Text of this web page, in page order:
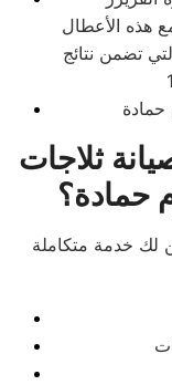
هذه الأعطال
تضمن نتائج
ثلاجات
لك خدمة متكاملة